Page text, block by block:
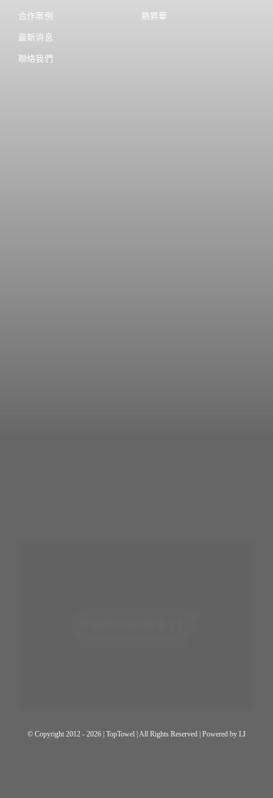
合作案例
最新消息
聯絡我們
熱昇華
© Copyright 2012 - 2026 | TopTowel | All Rights Reserved | Powered by LI